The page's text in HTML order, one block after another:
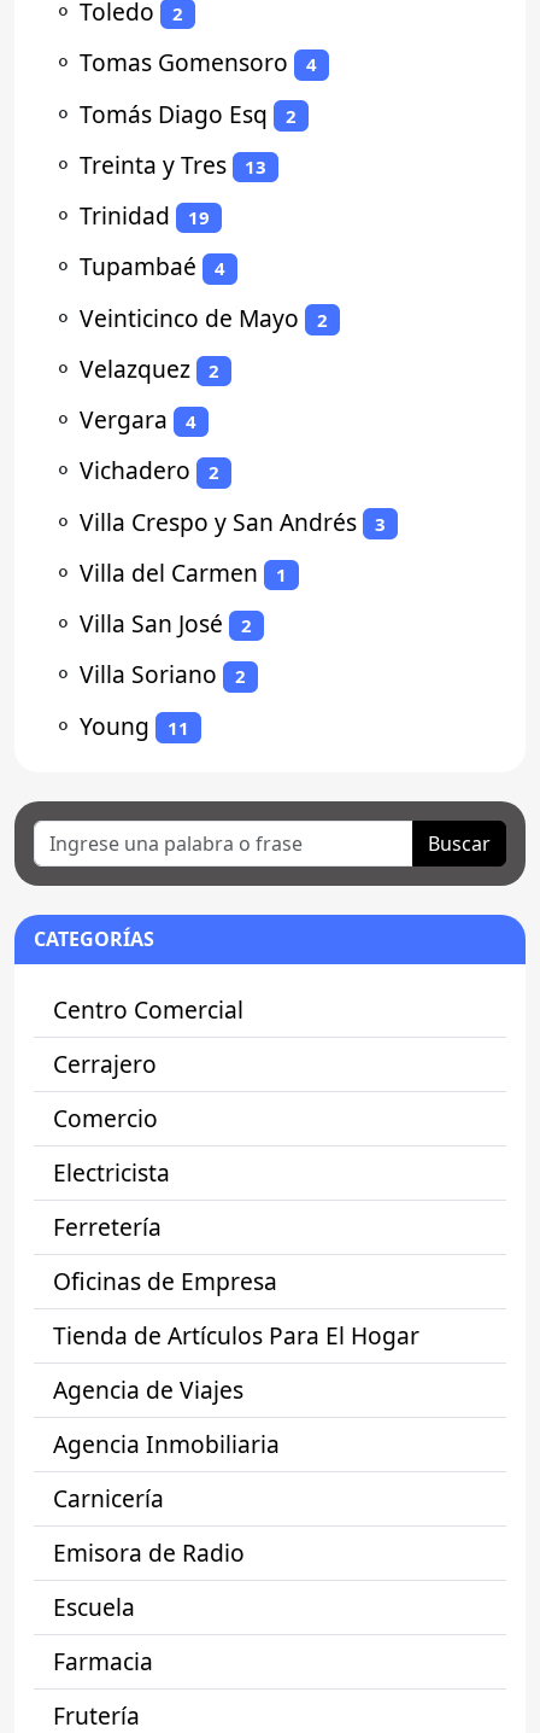
⚬ Toledo 2
⚬ Tomas Gomensoro 4
⚬ Tomás Diago Esq 2
⚬ Treinta y Tres 13
⚬ Trinidad 19
⚬ Tupambaé 4
⚬ Veinticinco de Mayo 2
⚬ Velazquez 2
⚬ Vergara 4
⚬ Vichadero 2
⚬ Villa Crespo y San Andrés 3
⚬ Villa del Carmen 1
⚬ Villa San José 2
⚬ Villa Soriano 2
⚬ Young 11
Buscar
CATEGORÍAS
Centro Comercial
Cerrajero
Comercio
Electricista
Ferretería
Oficinas de Empresa
Tienda de Artículos Para El Hogar
Agencia de Viajes
Agencia Inmobiliaria
Carnicería
Emisora de Radio
Escuela
Farmacia
Frutería